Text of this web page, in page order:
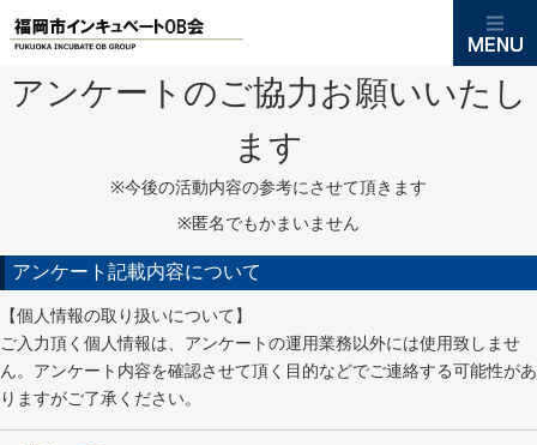
アンケートのご協力お願いいたし
ます
※今後の活動内容の参考にさせて頂きます
※匿名でもかまいません
アンケート記載内容について
【個人情報の取り扱いについて】
ご入力頂く個人情報は、アンケートの運用業務以外には使用致しませ
ん。アンケート内容を確認させて頂く目的などでご連絡する可能性があ
りますがご了承ください。